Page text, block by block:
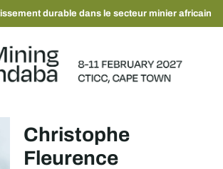
durable dans le secteur minier africain
Christophe
Fleurence